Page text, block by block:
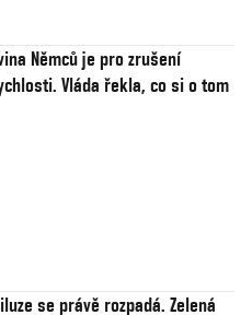
Němců je pro zrušení
Vláda řekla, co si o tom
se právě rozpadá. Zelená